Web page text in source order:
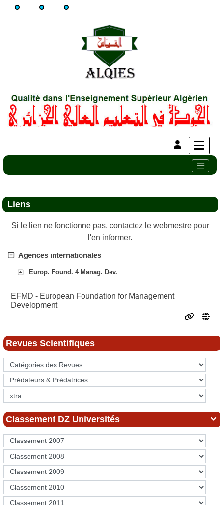
Revues Scientifiques

Classement DZ Universités
Liens
Si le lien ne fonctionne pas, contactez le webmestre pour
l'en informer.
Agences internationales
Europ. Found. 4 Manag. Dev.
EFMD - European Foundation for Management
Development